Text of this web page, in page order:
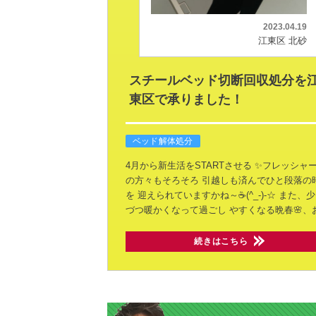
2023.04.19
江東区 北砂
スチールベッド切断回収処分を
東区で承りました！
ベッド解体処分
4月から新生活をSTARTさせる ✨フレッシャ
の方々もそろそろ 引越しも済んでひと段落の
を 迎えられていますかね～☕(^_-)-☆ また、
づつ暖かくなって過ごし やすくなる晩春🌸、
続きはこちら